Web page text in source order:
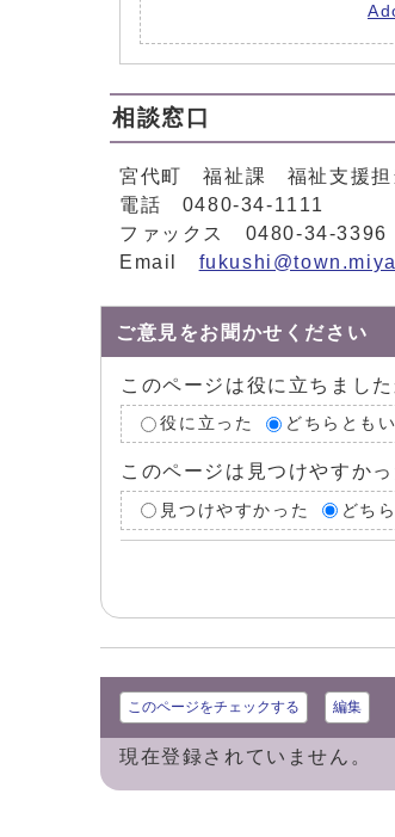
相談窓口
宮代町 福祉課 福祉支援担
電話 0480-34-1111
ファックス 0480-34-3396
Email
ご意見をお聞かせください
このページは役に立ちました
役に立った どちらとも
このページは見つけやすかっ
見つけやすかった どち
このページをチェックする 編集
現在登録されていません。